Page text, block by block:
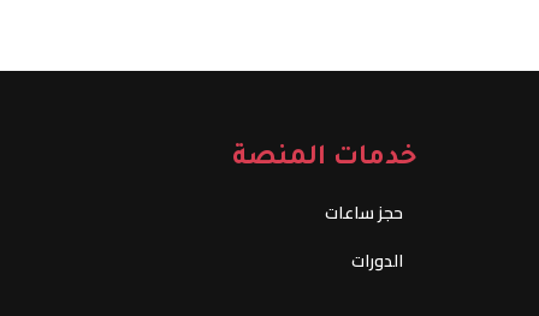
خدمات المنصة
حجز ساعات
الدورات